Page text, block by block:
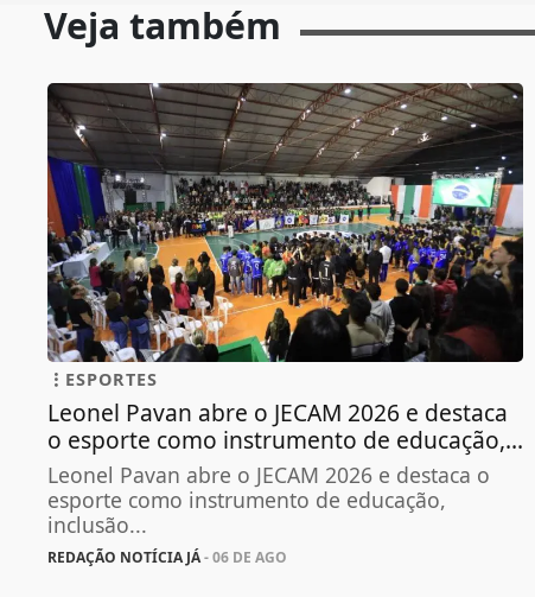
Veja também
ESPORTES
Leonel Pavan abre o JECAM 2026 e destaca
o esporte como instrumento de educação,...
Leonel Pavan abre o JECAM 2026 e destaca o
esporte como instrumento de educação,
inclusão...
REDAÇÃO NOTÍCIA JÁ- 06 DE AGO